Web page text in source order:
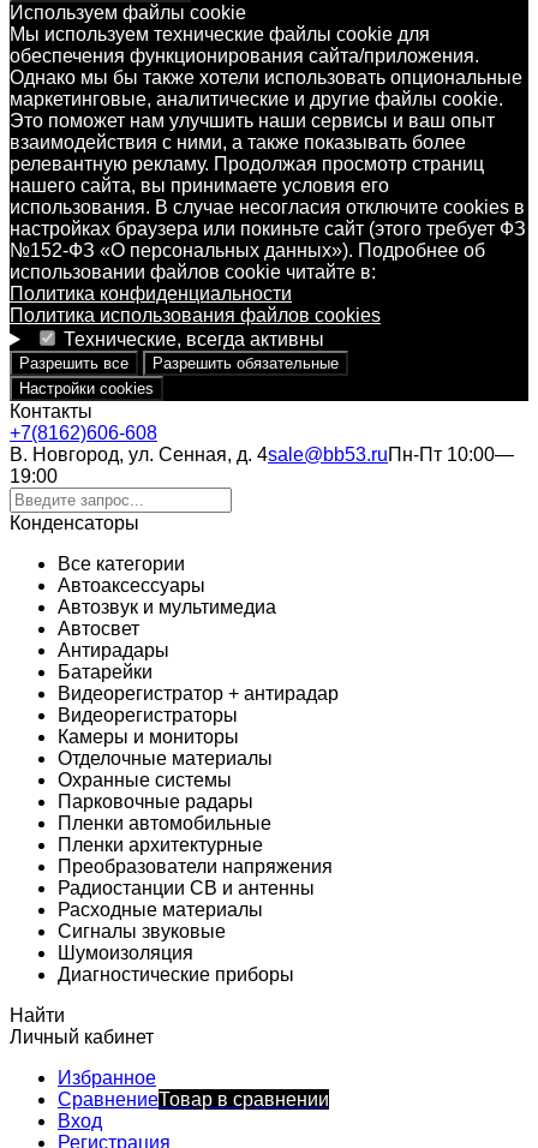
Используем файлы cookie
Мы используем технические файлы cookie для
обеспечения функционирования сайта/приложения.
Однако мы бы также хотели использовать опциональные
маркетинговые, аналитические и другие файлы cookie.
Это поможет нам улучшить наши сервисы и ваш опыт
взаимодействия с ними, а также показывать более
релевантную рекламу. Продолжая просмотр страниц
нашего сайта, вы принимаете условия его
использования. В случае несогласия отключите cookies в
настройках браузера или покиньте сайт (этого требует ФЗ
№152-ФЗ «О персональных данных»). Подробнее об
использовании файлов cookie читайте в:
Политика конфиденциальности
Политика использования файлов cookies
Технические, всегда активны
Разрешить все
Разрешить обязательные
Настройки cookies
Контакты
+7(8162)606-608
В. Новгород, ул. Сенная, д. 4sale@bb53.ruПн-Пт 10:00—
19:00
Конденсаторы
Все категории
Автоаксессуары
Автозвук и мультимедиа
Автосвет
Антирадары
Батарейки
Видеорегистратор + антирадар
Видеорегистраторы
Камеры и мониторы
Отделочные материалы
Охранные системы
Парковочные радары
Пленки автомобильные
Пленки архитектурные
Преобразователи напряжения
Радиостанции CB и антенны
Расходные материалы
Сигналы звуковые
Шумоизоляция
Диагностические приборы
Найти
Личный кабинет
Избранное
СравнениеТовар в сравнении
Вход
Регистрация